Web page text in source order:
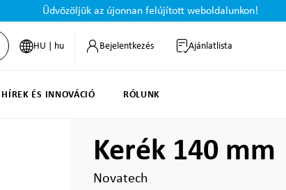
Üdvözöljük az újonnan felújított weboldalunkon!
HU | hu Bejelentkezés Ajánlatlista
HÍREK ÉS INNOVÁCIÓ RÓLUNK
Kerék 140 mm
Novatech